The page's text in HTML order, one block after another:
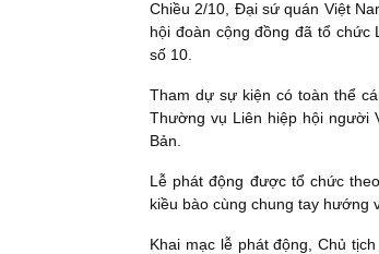
Chiều 2/10, Đại sứ quán Việt
hội đoàn cộng đồng đã tổ
số 10.
Tham dự sự kiện có toàn thể
Thường vụ Liên hiệp hội người
Bản.
Lễ phát động được tổ chức
kiều bào cùng chung tay hướng
Khai mạc lễ phát động, Chủ